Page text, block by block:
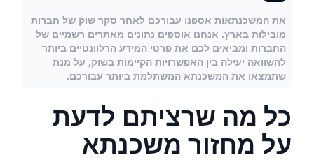
את המשכנתאות אספנו עבורכם לאחר סקר שוק של חברות
מובילות בארץ. אנחנו אוספים נתונים מאתרים רשמיים של
החברות ומביאים לכם את פרטי המידע הרלוונטיים ביותר
להשוואה יעילה בין האפשרויות הקיימות בשוק, על מנת
שתמצאו את המשכנתא המשתלמת ביותר עבורכם.
כל מה שרציתם לדעת
על מחזור משכנתא